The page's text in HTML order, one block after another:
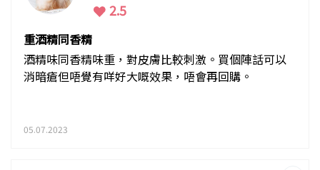
2.5
重酒精同香精
酒精味同香精味重，對皮膚比較刺激。買個陣話可以
消暗瘡但唔覺有咩好大嘅效果，唔會再回購。
05.07.2023